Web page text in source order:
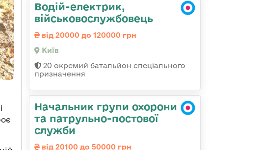
Водій-електрик,
військовослужбовець
від 20000 до 120000 грн
Київ
20 окремий батальйон спеціального
призначення
Начальник групи охорони
та патрульно-постової
служби
від 20100 до 50000 грн